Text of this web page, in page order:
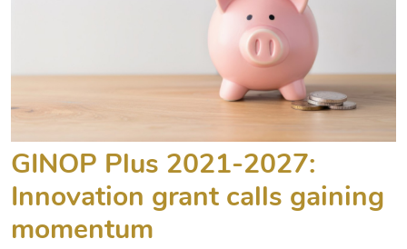
GINOP Plus 2021-2027:
Innovation grant calls gaining
momentum